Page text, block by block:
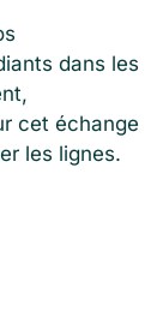
dans les
cet échange
les lignes.